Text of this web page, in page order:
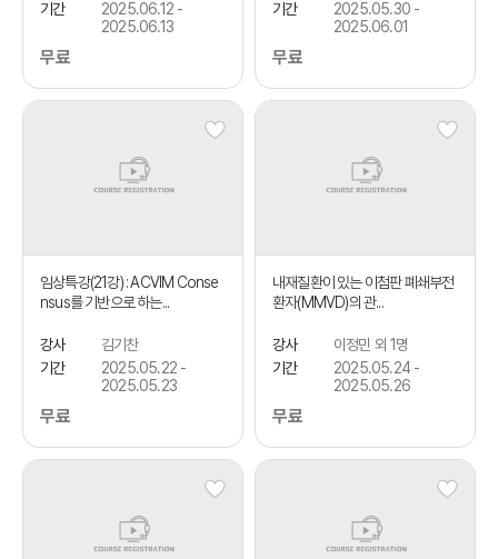
기간
2025.06.12 -
2025.06.13
무료
기간
2025.05.30 -
2025.06.01
무료
임상특강(21강) : ACVIM Conse
nsus를 기반으로 하는...
강사
김기찬
기간
2025.05.22 -
2025.05.23
무료
내재질환이 있는 이첨판 폐쇄부전
환자(MMVD)의 관...
강사
이정민 외 1명
기간
2025.05.24 -
2025.05.26
무료